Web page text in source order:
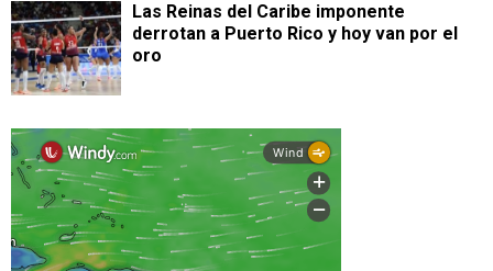
Las Reinas del Caribe imponente
derrotan a Puerto Rico y hoy van por el
oro